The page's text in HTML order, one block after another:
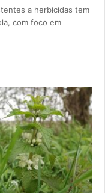
a herbicidas tem
com foco em